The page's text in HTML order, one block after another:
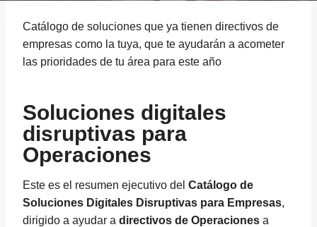
Catálogo de soluciones que ya tienen directivos de
empresas como la tuya, que te ayudarán a acometer
las prioridades de tu área para este año
Soluciones digitales
disruptivas para
Operaciones
Este es el resumen ejecutivo del Catálogo de
Soluciones Digitales Disruptivas para Empresas,
dirigido a ayudar a directivos de Operaciones a